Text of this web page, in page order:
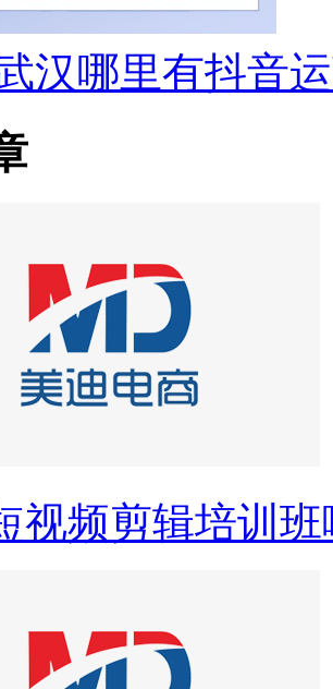
汉哪里有抖音
视频剪辑培训